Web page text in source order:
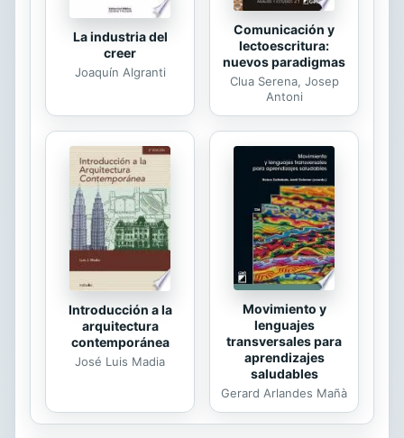
La industria del
creer
Joaquín Algranti
Comunicación y
lectoescritura:
nuevos paradigmas
Clua Serena, Josep
Antoni
Introducción a la
arquitectura
contemporánea
José Luis Madia
Movimiento y
lenguajes
transversales para
aprendizajes
saludables
Gerard Arlandes Mañà